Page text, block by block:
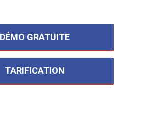
DÉMO GRATUITE
TARIFICATION